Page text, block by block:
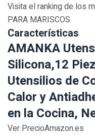
Visita el ranking de los
PARA MARISCOS
Características
AMANKA
Silicona,12
Utensilios de
Calor y
en la Cocina,
Ver PrecioAmazon.es